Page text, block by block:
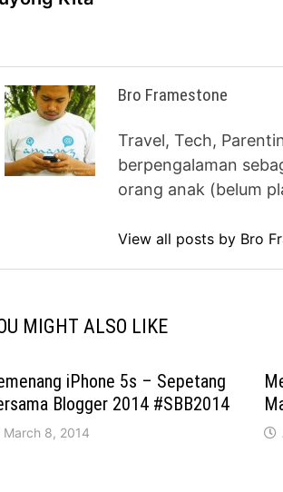
Bro Framestone
Travel, Tech,
berpengalaman
orang anak (belum
View all posts by Bro
MIGHT ALSO LIKE
iPhone 5s – Sepetang
Blogger 2014 #SBB2014
March 8, 2014